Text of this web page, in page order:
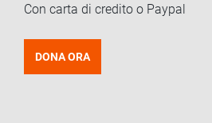
Con carta di credito o Paypal
DONA ORA